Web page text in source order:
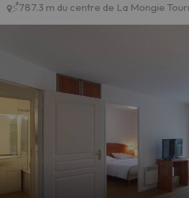
787.3 m du centre de La Mongie